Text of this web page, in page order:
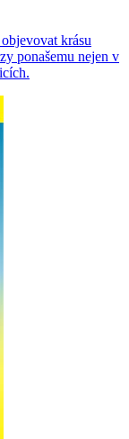
krásu
ponašemu nejen v